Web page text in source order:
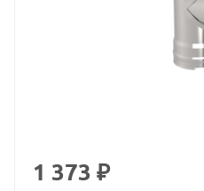
1 373 ₽